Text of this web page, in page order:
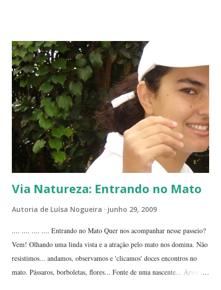
'compridinha' - que nessas alturas já estava do tamanho da
jabuticabeira. Foi aí que soubemos que tínhamos um pé de angico.
Eles nos disseram que de onde tinham plantado as mudas havia muito
angiqueiro. Alguma sementinha viajou junto. Pensamos mudá-lo para
outro lugar. Mas ele foi ficando. Quanto mais crescia, mais difícil seria
deslocá-lo. Hoje ele continua lá, coladinho ao pé de jabuticaba,
fazendo sombra para ...
Via Natureza: Entrando no Mato
Autoria de Luísa Nogueira junho 29, 2009
.... .... .... .... Entrando no Mato Quer nos acompanhar nesse passeio?
Vem! Olhando uma linda vista e a atração pelo mato nos domina. Não
resistimos... andamos, observamos e 'clicamos' doces encontros no
mato. Pássaros, borboletas, flores... Fonte de uma nascente... Árvores